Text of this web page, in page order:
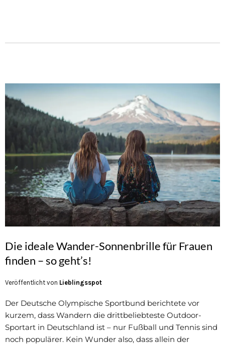
Die ideale Wander-Sonnenbrille für Frauen
finden – so geht’s!
Veröffentlicht von Lieblingsspot
Der Deutsche Olympische Sportbund berichtete vor
kurzem, dass Wandern die drittbeliebteste Outdoor-
Sportart in Deutschland ist – nur Fußball und Tennis sind
noch populärer. Kein Wunder also, dass allein der